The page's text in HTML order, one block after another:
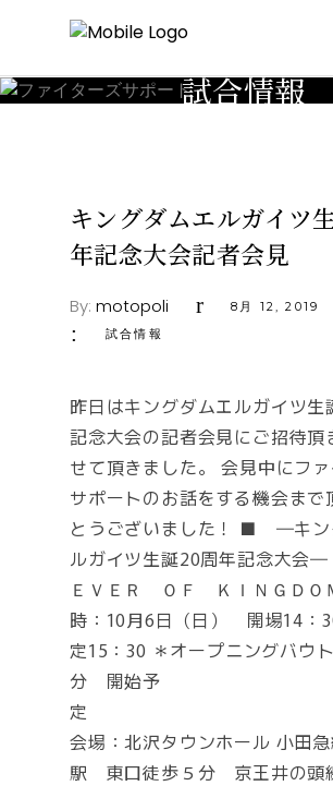
試合情報
キングダムエルガイツ
年記念大会記者会見
By: motopoli
8月 12, 2019
試合情報
昨日はキングダムエルガイツ生
記念大会の記者会見にご招待頂
せて頂きました。 会見中にフ
サポートのお話をする機会まで
とうございました！ ■ ―キン
ルガイツ生誕20周年記念大会―
ＥＶＥＲ ＯＦ ＫＩＮＧＤ
時：10月6日（日） 開場14
定15：30 ＊オープニングバウ
分 開始予
会場：北沢タウンホール 小田
駅 東口徒歩５分 京王井の頭